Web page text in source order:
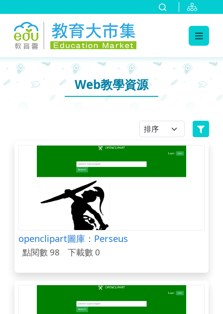
::: Web教學資源
openclipart圖庫：Perseus
點閱數 98 下載數 0